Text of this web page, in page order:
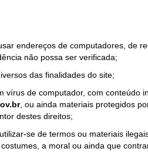
endereços de computadores, de
não possa ser verificada;
das finalidades do site;
vírus de computador, com
, ou ainda materiais protegidos
destes direitos;
se de termos ou materiais
a moral ou ainda que